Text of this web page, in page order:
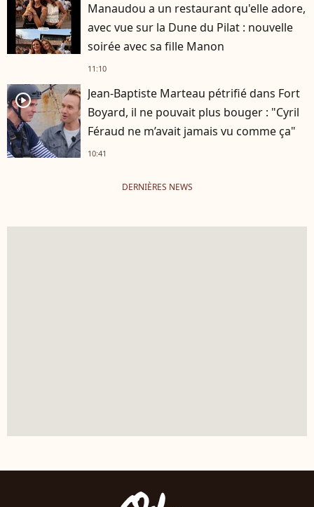
Manaudou a un restaurant qu'elle adore,
avec vue sur la Dune du Pilat : nouvelle
soirée avec sa fille Manon
11:10
player2
Jean-Baptiste Marteau pétrifié dans Fort
Boyard, il ne pouvait plus bouger : "Cyril
Féraud ne m’avait jamais vu comme ça"
10:41
DERNIÈRES NEWS